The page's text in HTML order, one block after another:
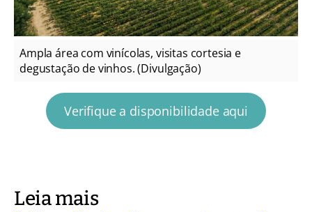
Ampla área com vinícolas, visitas cortesia e
degustação de vinhos. (Divulgação)
Verifique a disponibilidade aqui
Leia mais